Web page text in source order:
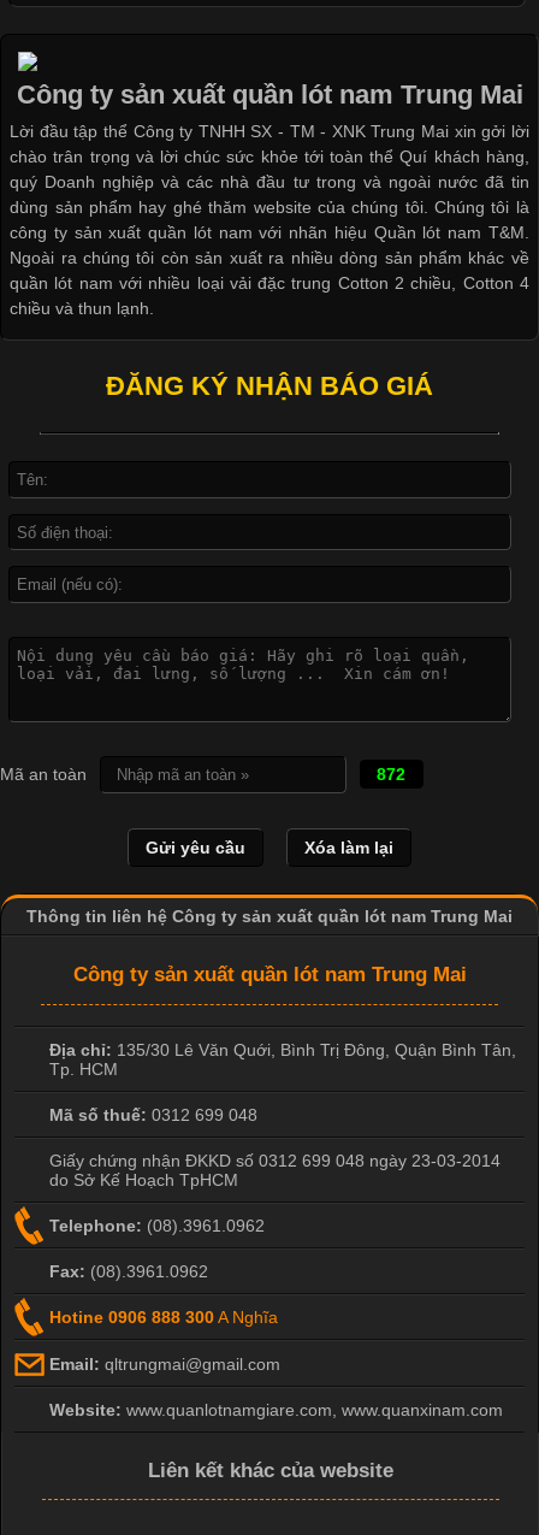
Vải thun là một trong những chất liệu được sử dụng rộng rãi
nhất trong ngành thời trang nhờ đặc tính co giãn, mềm mại và
thoải mái khi mặc. Từ áo thun, đồ thể thao cho đến đồ lót nam,
vải thun luôn đóng vai trò quan trọng trong quá trình sản xuất.
Hiện nay, nhu cầu tìm kiếm quần lót nam giá
Xu Hướng Form Áo Thun Phổ Biến Trong Ngành May Mặc
Các Form Áo Thun Phổ Biến Hiện Nay Và Xu Hướng Trong
dạng về màu sắc hay chất liệu, áo thun còn có nhiều form dáng
khác nhau để phù hợp với từng phong cách thời trang và nhu
cầu
Khám Phá Áo Phông Trang Phục Phổ Biến Nhất Hiện Nay
đời sống hiện đại nhờ sự tiện lợi, thoải mái và dễ phối đồ.
Không chỉ xuất hiện trong thời trang thường ngày, áo phông còn
biệt là các sản phẩm từ vải thun. Hiện nay,
Đại
In Chuyển Nhiệt Là Gì? Công Nghệ In Hiện Đại Trong Ngành
May Mặc Trong ngành in ấn và thời trang, in chuyển nhiệt đang
hình ảnh sắc nét và bền màu. Đặc biệt, kỹ thuật này được ứng
dụng rộng rãi trong sản xuất áo thun, đồ thể thao
Công ty sản xuất quần lót nam Trung Mai
Lời đầu tập thể Công ty TNHH SX - TM - XNK Trung Mai xin gởi lời
chào trân trọng và lời chúc sức khỏe tới toàn thể Quí khách hàng,
quý Doanh nghiệp và các nhà đầu tư trong và ngoài nước đã tin
dùng sản phẩm hay ghé thăm website của chúng tôi. Chúng tôi là
công ty sản xuất quần lót nam với nhãn hiệu Quần lót nam T&M.
Ngoài ra chúng tôi còn sản xuất ra nhiều dòng sản phẩm khác về
quần lót nam với nhiều loại vải đặc trung Cotton 2 chiều, Cotton 4
chiều và thun lạnh.
ĐĂNG KÝ NHẬN BÁO GIÁ
Mã an toàn 872
Thông tin liên hệ Công ty sản xuất quần lót nam Trung Mai
Công ty sản xuất quần lót nam Trung Mai
Địa chỉ: 135/30 Lê Văn Quới, Bình Trị Đông Quận Bình Tân
Tp. HCM
Mã số thuế: 0312 699 048
Giấy chứng nhận ĐKKD số 0312 699 048 ngày 23-03-2014
do Sở Kế Hoạch TpHCM
Telephone: (08).3961.0962
Fax: (08).3961.0962
Hotine 0906 888 300A Nghĩa
Email: qltrungmai@gmail.com
Website: www.quanlotnamgiare.com, www.quanxinam.com
Liên kết khác của website